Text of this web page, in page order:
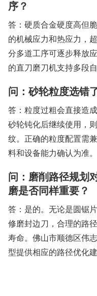
序？
答：硬质合金硬度高但
的机械应力和热应力，
分多道工序可逐步释放
的直刀磨刀机支持多段
问：砂轮粒度选错
答：粒度过粗会直接造
砂轮钝化后继续使用，
纹。正确的粒度配置需
料和设备能力确认为准。
问：磨削路径规划
磨是否同样重要？
答：是的。无论是圆锯
修磨封边刀，合理的路
寿命。佛山市顺德区伟
型提供相应的路径优化建